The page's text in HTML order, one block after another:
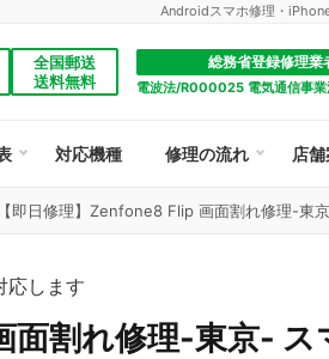
Androidスマホ修理・
全国郵送
送料無料
総務省登録修理業
電波法/R000025 電気通信事
対応機種 修理の流れ 店
【即日修理】Zenfone8 Flip 画面割れ修理-東
面割れ修理-東京- ス